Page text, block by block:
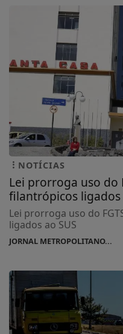
NOTÍCIAS
Lei prorroga uso do
filantrópicos ligados
Lei prorroga uso do
ligados ao SUS
JORNAL METROPOLITANO...